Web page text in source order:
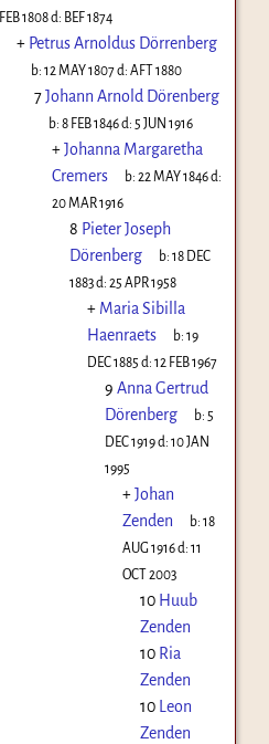
FEB 1808d: BEF 1874
+ Petrus Arnoldus Dörrenberg
b:12 MAY 1807d:AFT 1880
7Johann Arnold Dörenberg
b:8 FEB 1846d: 5 JUN 1916
+Johanna Margaretha
Cremers
b:22 MAY 1846d:
20 MAR 1916
8 Pieter Joseph
Dörenberg
b:18 DEC
1883d: 25 APR 1958
+ Maria Sibilla
Haenraets
b:19
DEC 1885 d: 12 FEB 1967
9 Anna Gertrud
Dörenberg
b: 5
DEC 1919d: 10 JAN
1995
+Johan
Zenden
b:18
AUG 1916d: 11
OCT 2003
10 Huub
Zenden
10 Ria
Zenden
10 Leon
Zenden